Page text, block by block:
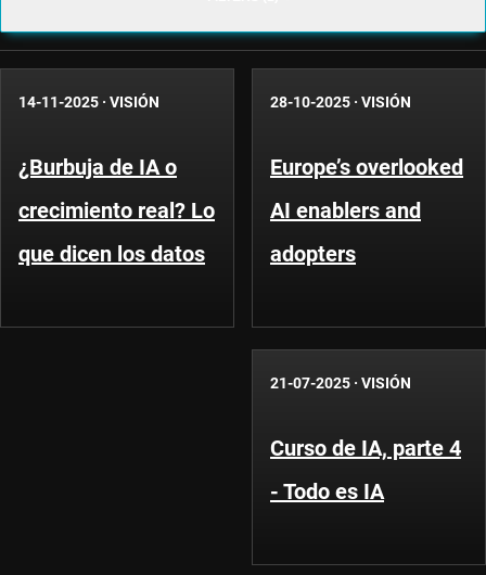
14-11-2025 · VISIÓN
¿Burbuja de IA o
crecimiento real? Lo
que dicen los datos
28-10-2025 · VISIÓN
Europe’s overlooked
AI enablers and
adopters
21-07-2025 · VISIÓN
Curso de IA, parte 4
- Todo es IA